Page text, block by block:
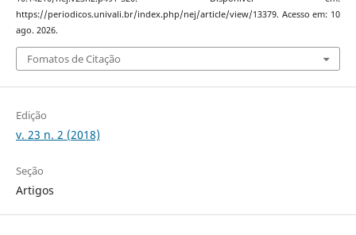
https://periodicos.univali.br/index.php/nej/article/view/13379. Acesso em: 10
ago. 2026.
Fomatos de Citação
Edição
v. 23 n. 2 (2018)
Seção
Artigos